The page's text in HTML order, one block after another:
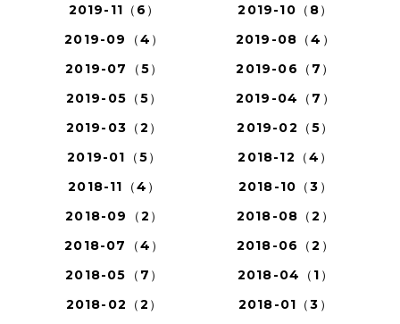
2019-11（6）
2019-10（8）
2019-09（4）
2019-08（4）
2019-07（5）
2019-06（7）
2019-05（5）
2019-04（7）
2019-03（2）
2019-02（5）
2019-01（5）
2018-12（4）
2018-11（4）
2018-10（3）
2018-09（2）
2018-08（2）
2018-07（4）
2018-06（2）
2018-05（7）
2018-04（1）
2018-02（2）
2018-01（3）